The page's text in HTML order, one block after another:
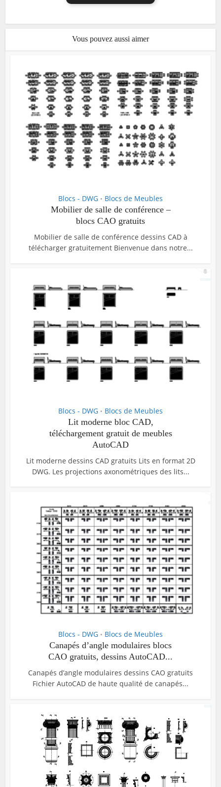
Vous pouvez aussi aimer
Blocs - DWG • Blocs de Meubles
Mobilier de salle de conférence –
blocs CAO gratuits
Mobilier de salle de conférence dessins CAD à
télécharger gratuitement Bienvenue dans notre...
Blocs - DWG • Blocs de Meubles
Lit moderne bloc CAD,
téléchargement gratuit de meubles
AutoCAD
Lit moderne dessins CAD gratuits Lits en format 2D
DWG. Les projections axonométriques des lits...
Blocs - DWG • Blocs de Meubles
Canapés d’angle modulaires blocs
CAO gratuits, dessins AutoCAD...
Canapés d’angle modulaires dessins CAO gratuits
Fichier AutoCAD de haute qualité de canapés...